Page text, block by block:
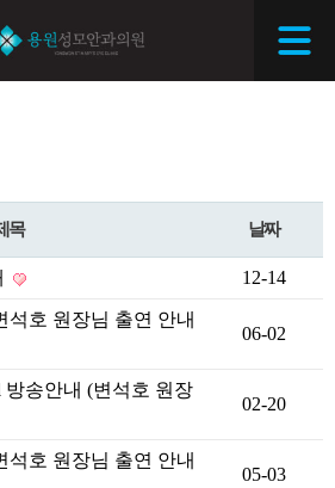
목 날짜
12-14
호 원장님 출연 안내
06-02
송안내 (변석호 원장
02-20
호 원장님 출연 안내
05-03